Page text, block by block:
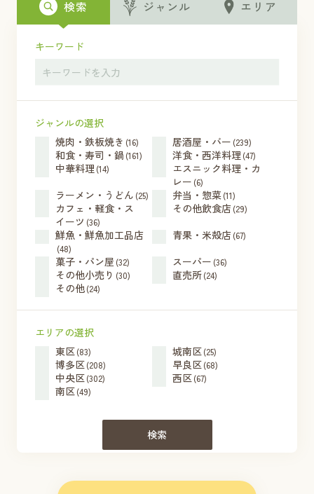
検索 ジャンル エリア
キーワード
ジャンルの選択
焼肉・鉄板焼き (16) 居酒屋・バー (239)
和食・寿司・鍋 (161) 洋食・西洋料理 (47)
中華料理 (14)
エスニック料理・カ
レー (6)
ラーメン・うどん (25) 弁当・惣菜(11)
カフェ・軽食・ス
イーツ (36)
その他飲食店(29)
鮮魚・鮮魚加工品店
(48)
青果・米殻店(67)
菓子・パン屋 (32) スーパー (36)
その他小売り (30) 直売所(24)
その他(24)
エリアの選択
東区(83) 城南区(25)
博多区(208) 早良区(68)
中央区(302) 西区(67)
南区(49)
検索